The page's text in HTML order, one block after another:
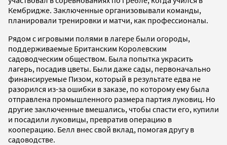
Кембридже. Заключенные организовывали команды,
планировали тренировки и матчи, как профессионалы.
Рядом с игровыми полями в лагере были огороды,
поддерживаемые Британским Королевским
садоводческим обществом. Была попытка украсить
лагерь, посадив цветы. Были даже сады, первоначально
финансируемые Пизом, который в результате едва не
разорился из-за ошибки в заказе, по которому ему была
отправлена промышленного размера партия луковиц. Но
другие заключенные вмешались, чтобы спасти его, купили
и посадили луковицы, превратив операцию в
кооперацию. Белл внес свой вклад, помогая другу в
садоводстве.